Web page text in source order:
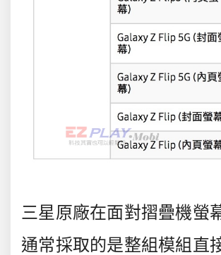
三星原廠在面對摺疊機螢
通常採取的是整組模組直